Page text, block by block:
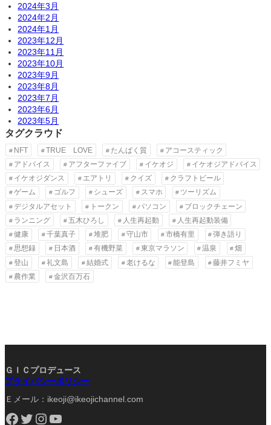
2024年3月
2024年2月
2024年1月
2023年12月
2023年11月
2023年10月
2023年9月
2023年8月
2023年7月
2023年6月
2023年5月
タグクラウド
NFT TRUE LOVE たんぱく質
アコースティック
アドバイス
アフターファイブ イケオジ
イケオジアドバイス
イケオジダンス
エアトリ クイズ
クラフトビール
ゲーム
ゴルフ シューズ スマホ
ツーリズム
デジタルアセット
トークン パソコン
ブロックチェーン
ランニング
五木ひろし 人生再起動
人生再起動装備
健康
千葉真子 堆肥 守山市 市橋有里
弾き語り
思想録
日本酒 有機野菜 東京マラソン 温泉
畑
登山
礼文島 結婚式 老けるな 能登島
藤井フミヤ
農作業
金沢百万石
ＧＩＣプロデュース
プライバシーポリシー
Ｅメール：ikeoji@ikeojichannel.com
Facebook Twitter Instagram YouTube